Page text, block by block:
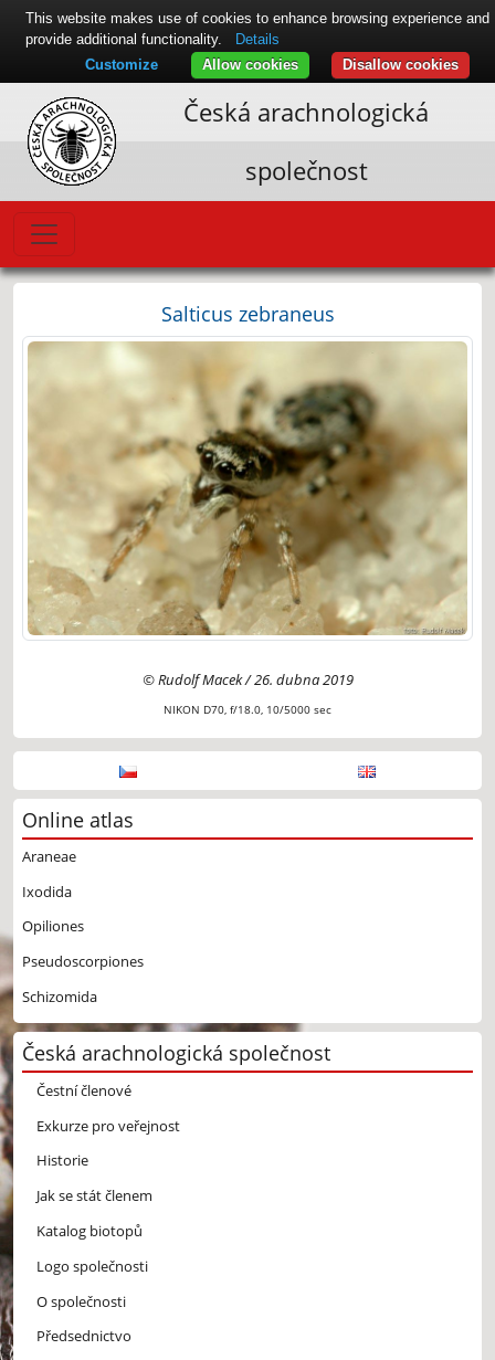
Česká arachnologická
společnost
Salticus zebraneus
© Rudolf Macek / 26. dubna 2019
NIKON D70, f/18.0, 10/5000 sec
Online atlas
Araneae
Ixodida
Opiliones
Pseudoscorpiones
Schizomida
Česká arachnologická společnost
Čestní členové
Exkurze pro veřejnost
Historie
Jak se stát členem
Katalog biotopů
Logo společnosti
O společnosti
Předsednictvo
This website makes use of cookies to enhance browsing experience and
provide additional functionality.
Details
Disallow cookies
Allow cookies
Customize